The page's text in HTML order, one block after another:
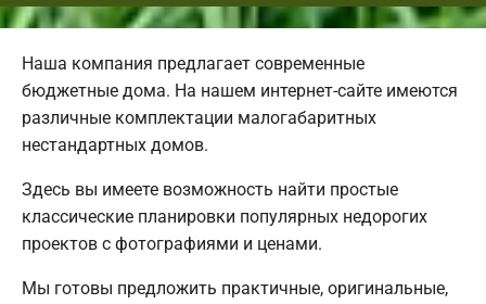
Наша компания предлагает современные
бюджетные дома. На нашем интернет-сайте имеются
различные комплектации малогабаритных
нестандартных домов.
Здесь вы имеете возможность найти простые
классические планировки популярных недорогих
проектов с фотографиями и ценами.
Мы готовы предложить практичные, оригинальные,